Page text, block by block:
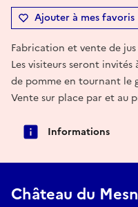
Ajouter à mes favoris
Fabrication et vente de
Les visiteurs seront
de pomme en tournant le
Vente sur place par et au
Informations
Château du